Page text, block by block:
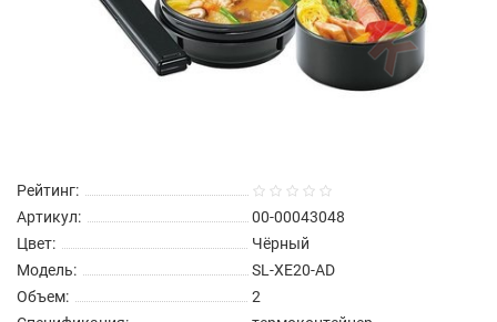
Рейтинг:
Артикул:
00-00043048
Цвет:
Чёрный
Модель:
SL-XE20-AD
Объем:
2